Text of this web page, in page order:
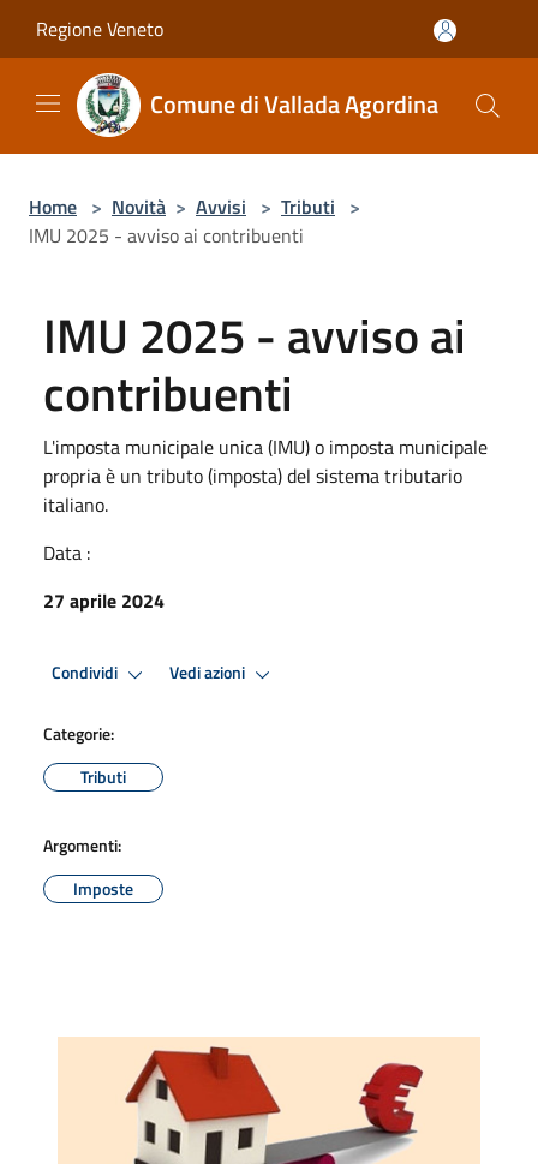
Regione Veneto
Comune di Vallada Agordina
Home > Novità > Avvisi > Tributi >
IMU 2025 - avviso ai contribuenti
IMU 2025 - avviso ai
contribuenti
L'imposta municipale unica (IMU) o imposta municipale
propria è un tributo (imposta) del sistema tributario
italiano.
Data :
27 aprile 2024
Condividi Vedi azioni
Categorie:
Tributi
Argomenti:
Imposte